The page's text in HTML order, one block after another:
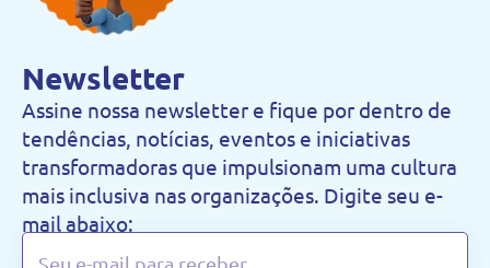
Newsletter
Assine nossa newsletter e fique por dentro de
tendências, notícias, eventos e iniciativas
transformadoras que impulsionam uma cultura
mais inclusiva nas organizações. Digite seu e-
mail abaixo: